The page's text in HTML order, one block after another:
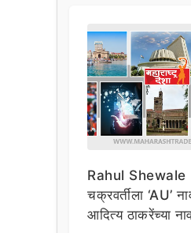
Rahul Shewale |
चक्रवर्तीला ‘AU’
आदित्य ठाकरेंच्या